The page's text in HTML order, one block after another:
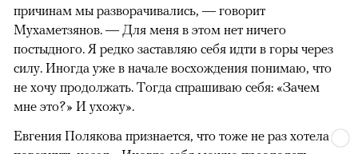
причинам мы разворачивались, — говорит
Мухаметзянов. — Для меня в этом нет ничего
постыдного. Я редко заставляю себя идти в горы через
силу. Иногда уже в начале восхождения понимаю, что
не хочу продолжать. Тогда спрашиваю себя: «Зачем
мне это?» И ухожу».
Евгения Полякова признается, что тоже не раз хотела